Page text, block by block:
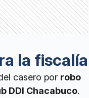
la fiscalía
casero por robo
DDI Chacabuco.